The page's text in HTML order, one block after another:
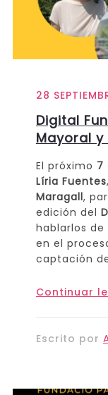
28
Digital
Mayoral y
El próximo 7
Líria Fuentes
Maragall,
edición del
hablarlos
en el
captación
Continuar
Escrito por